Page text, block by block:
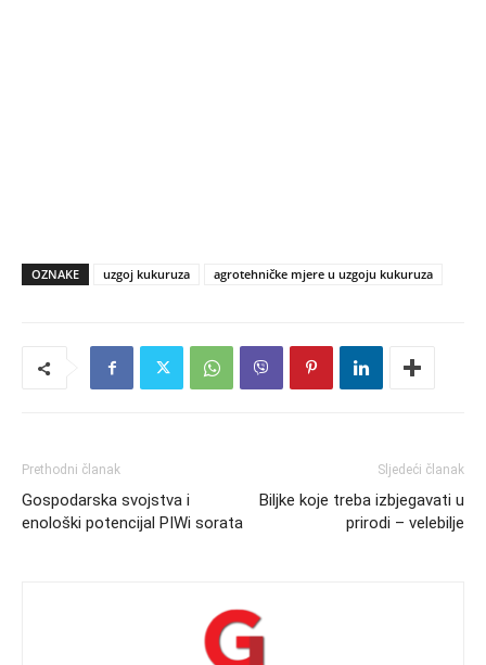
OZNAKE uzgoj kukuruza agrotehničke mjere u uzgoju kukuruza
Prethodni članak
Gospodarska svojstva i
enološki potencijal PIWi sorata
Sljedeći članak
Biljke koje treba izbjegavati u
prirodi – velebilje